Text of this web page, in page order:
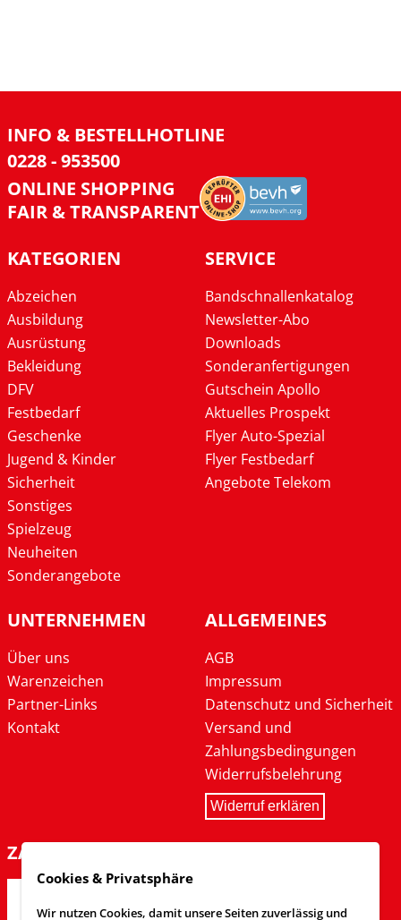
INFO & BESTELLHOTLINE
0228 - 953500
ONLINE SHOPPING
FAIR & TRANSPARENT
KATEGORIEN
Abzeichen
Ausbildung
Ausrüstung
Bekleidung
DFV
Festbedarf
Geschenke
Jugend & Kinder
Sicherheit
Sonstiges
Spielzeug
Neuheiten
Sonderangebote
SERVICE
Bandschnallenkatalog
Newsletter-Abo
Downloads
Sonderanfertigungen
Gutschein Apollo
Aktuelles Prospekt
Flyer Auto-Spezial
Flyer Festbedarf
Angebote Telekom
UNTERNEHMEN
Über uns
Warenzeichen
Partner-Links
Kontakt
ALLGEMEINES
AGB
Impressum
Datenschutz und Sicherheit
Versand und
Zahlungsbedingungen
Widerrufsbelehrung
Widerruf erklären
ZAHLARTEN
Cookies & Privatsphäre
Wir nutzen Cookies, damit unsere Seiten zuverlässig und